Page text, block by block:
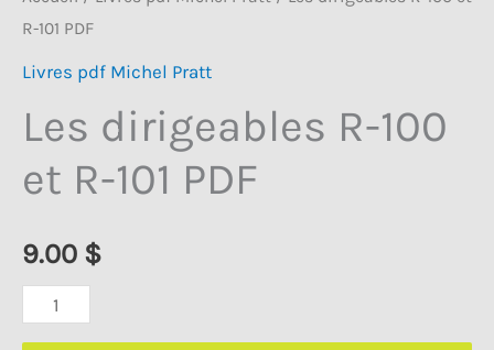
R-101 PDF
Livres pdf Michel Pratt
Les dirigeables R-100
et R-101 PDF
9.00 $
quantité